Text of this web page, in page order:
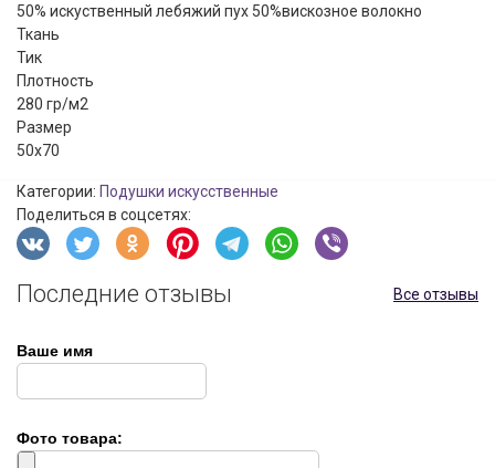
50% искуственный лебяжий пух 50%вискозное волокно
Ткань
Тик
Плотность
280 гр/м2
Размер
50x70
Категории: Подушки искусственные
Поделиться в соцсетях:
Последние отзывы Все отзывы
Ваше имя
Фото товара: